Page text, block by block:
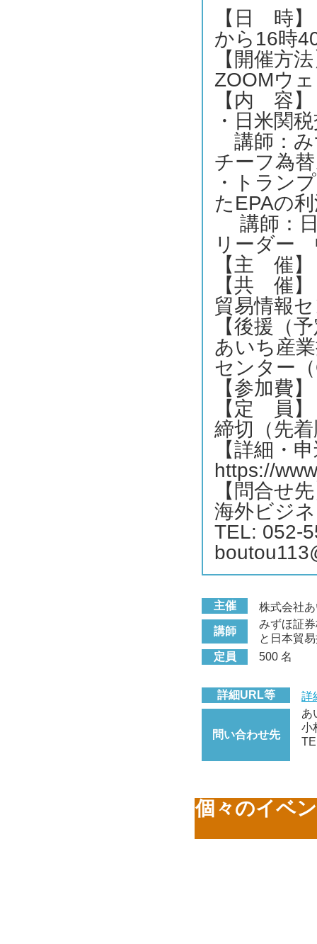
【日 時
から16時
【開催方
ZOOMウ
【内 容】
・日米関
講師：
チーフ為
・トラン
たEPAの
講師：
リーダー
【主 催
【共 催
貿易情報
【後援（
あいち産
センター
【参加費
【定 員
締切（先
【詳細・
https://
【問合せ
海外ビジ
TEL: 052-
主催
株式会社
講師
みずほ証
と日本貿
定員
500 名
詳細URL等 詳
問い合わせ先
あ
小
個々のイベ